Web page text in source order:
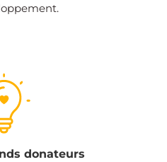
donateurs